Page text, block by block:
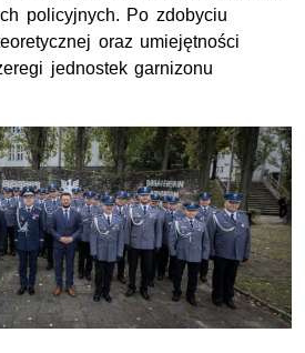
policyjnych. Po zdobyciu
oraz umiejętności
jednostek garnizonu